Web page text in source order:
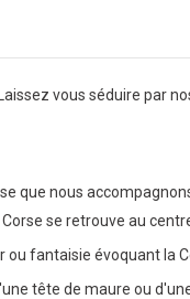
vous séduire par
que nous
se retrouve au
ou fantaisie évoquant la
tête de maure ou